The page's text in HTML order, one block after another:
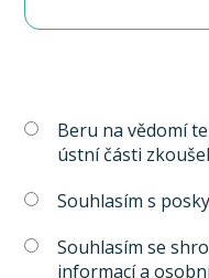
Beru na vědomí
ústní části
Souhlasím s
Souhlasím se
informací a